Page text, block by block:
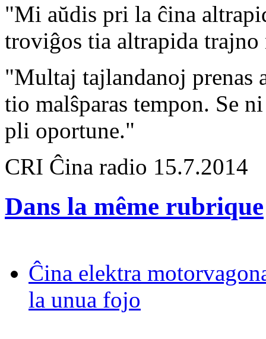
"Mi aŭdis pri la ĉina
troviĝos tia altrapida
"Multaj tajlandanoj prenas
tio malŝparas tempon. Se
pli oportune."
CRI Ĉina radio 15.7.2014
Dans la même rubrique
Ĉina elektra
la unua fojo